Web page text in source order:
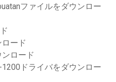
ファイルをダウンロー
ード
ロード
ドライバをダウンロー